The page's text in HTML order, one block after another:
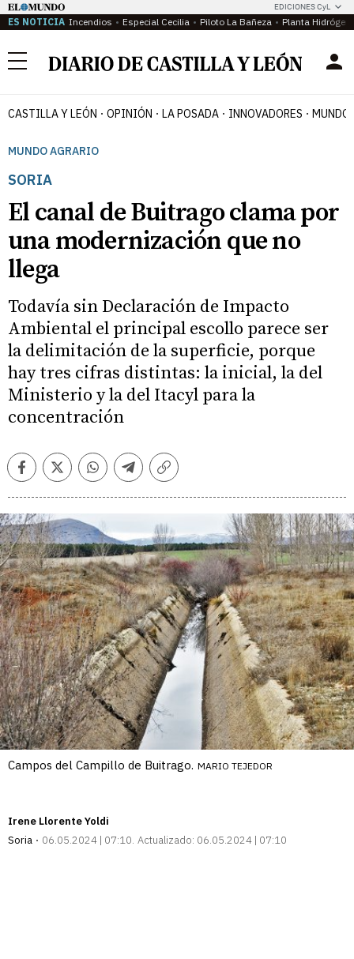
EDICIONES CyL
ES NOTICIA Incendios Especial Cecilia Piloto La Bañeza Planta
Menú
CASTILLA Y LEÓN OPINIÓN LA POSADA INNOVADORES MUNDO
MUNDO AGRARIO
SORIA
El canal de Buitrago clama por
una modernización que no
llega
Todavía sin Declaración de Impacto
Ambiental el principal escollo parece ser
la delimitación de la superficie, porque
hay tres cifras distintas: la inicial, la del
Ministerio y la del Itacyl para la
concentración
FacebookTwitterWhatsappTelegramCopiar
Campos del Campillo de Buitrago. MARIO TEJEDOR
Irene Llorente Yoldi
Soria
06.05.2024 | 07:10 Actualizado: 06.05.2024 | 07:10